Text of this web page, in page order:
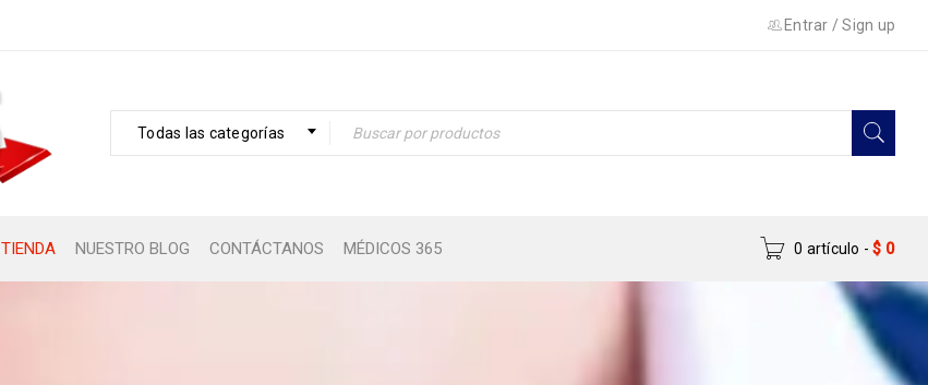
Entrar /Sign up
Todas las categorías
TIENDA NUESTRO BLOG CONTÁCTANOS MÉDICOS 365 0 artículo - $ 0